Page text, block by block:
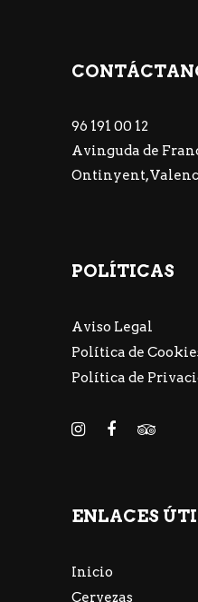
96 191 00 12
Avinguda de
Ontinyent,
POLÍTICAS
Aviso Legal
Política de
Política de
ENLACES
Inicio
Cervezas